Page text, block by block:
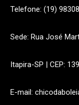
Telefone: (19)
Sede: Rua José
Itapira-SP | CEP:
E-mail: